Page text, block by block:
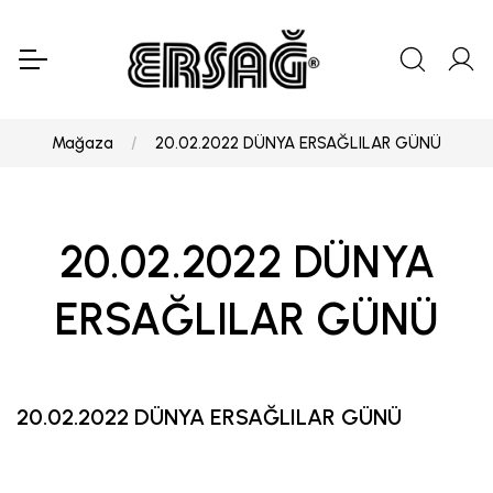
Mağaza 20.02.2022 DÜNYA ERSAĞLILAR GÜNÜ
20.02.2022 DÜNYA
ERSAĞLILAR GÜNÜ
20.02.2022 DÜNYA ERSAĞLILAR GÜNÜ